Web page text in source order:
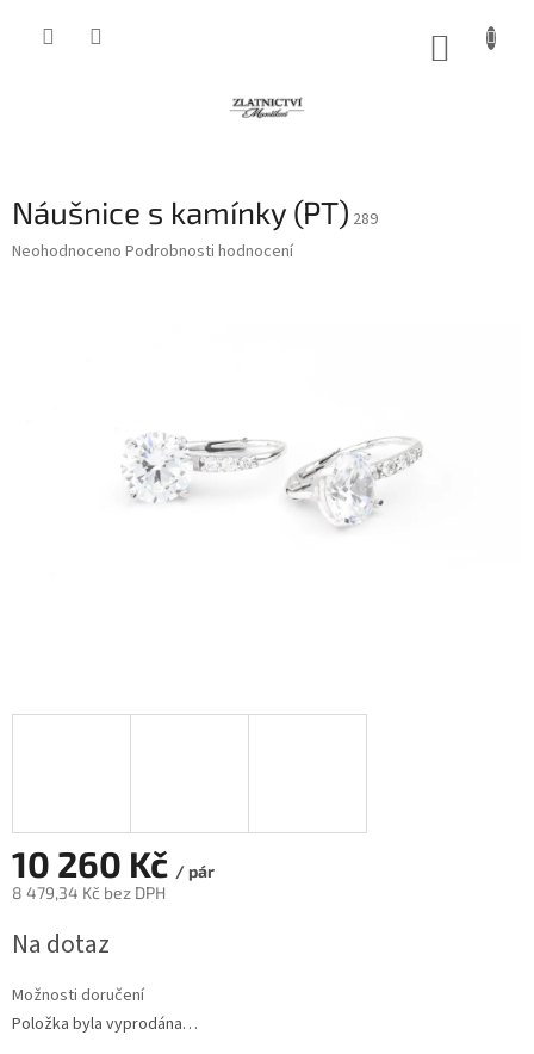
Náušnice s kamínky (PT) 289
Průměrné
Neohodnoceno Podrobnosti hodnocení
10 260 Kč / pár
8 479,34 Kč bez DPH
cena:
Na dotaz
Možnosti doručení
Položka byla vyprodána…